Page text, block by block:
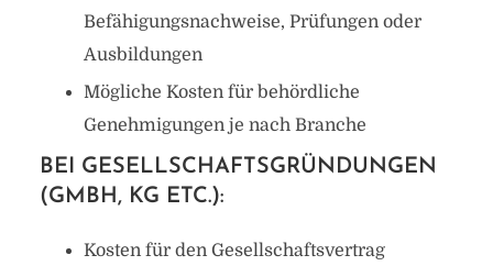
Befähigungsnachweise, Prüfungen oder
Ausbildungen
Mögliche Kosten für behördliche
Genehmigungen je nach Branche
BEI GESELLSCHAFTSGRÜNDUNGEN
(GMBH, KG ETC.):
Kosten für den Gesellschaftsvertrag